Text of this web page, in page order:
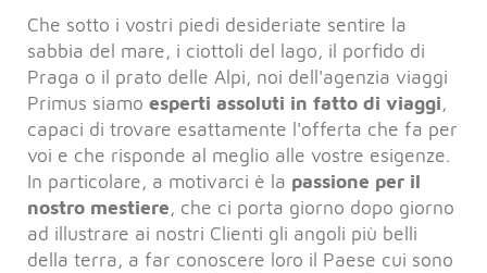
Che sotto i vostri piedi desideriate sentire la
sabbia del mare, i ciottoli del lago, il porfido di
Praga o il prato delle Alpi, noi dell'agenzia viaggi
Primus siamo esperti assoluti in fatto di viaggi,
capaci di trovare esattamente l'offerta che fa per
voi e che risponde al meglio alle vostre esigenze.
In particolare, a motivarci è la passione per il
nostro mestiere, che ci porta giorno dopo giorno
ad illustrare ai nostri Clienti gli angoli più belli
della terra, a far conoscere loro il Paese cui sono